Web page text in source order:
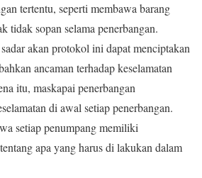
tertentu, seperti membawa barang
tidak sopan selama penerbangan.
akan protokol ini dapat menciptakan
ancaman terhadap keselamatan
itu, maskapai penerbangan
di awal setiap penerbangan.
setiap penumpang memiliki
apa yang harus di lakukan dalam